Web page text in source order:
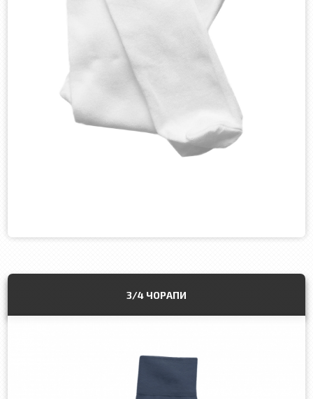
3/4 ЧОРАПИ